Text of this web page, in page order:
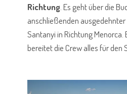
Richtung . Es geht über die
anschließenden
Santanyi in Richtung
bereitet die Crew alles für den